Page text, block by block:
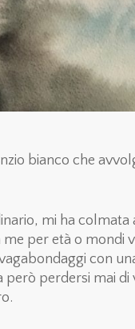
bianco che
mi ha colmata
per età o mondi
con
perdersi mai di